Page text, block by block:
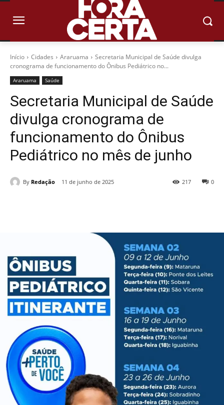
Início Cidades Araruama
Secretaria Municipal de Saúde divulga
cronograma de funcionamento do Ônibus Pediátrico no...
Araruama Saúde
Secretaria Municipal de Saúde
divulga cronograma de
funcionamento do Ônibus
Pediátrico no mês de junho
By Redação 11 de junho de 2025 0
217